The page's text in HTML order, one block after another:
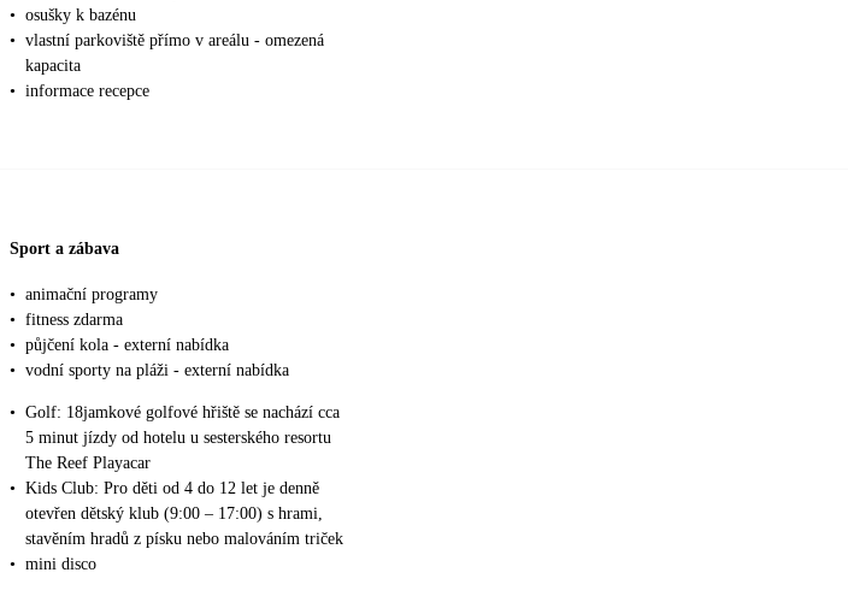
• osušky k bazénu
• vlastní parkoviště přímo v areálu - omezená
kapacita
• informace recepce
Sport a zábava
• animační programy
• fitness zdarma
• půjčení kola - externí nabídka
• vodní sporty na pláži - externí nabídka
• Golf: 18jamkové golfové hřiště se nachází cca
5 minut jízdy od hotelu u sesterského resortu
The Reef Playacar
• Kids Club: Pro děti od 4 do 12 let je denně
otevřen dětský klub (9:00 – 17:00) s hrami,
stavěním hradů z písku nebo malováním triček
• mini disco